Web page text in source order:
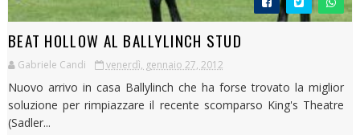
BEAT HOLLOW AL BALLYLINCH STUD
Gabriele Candi venerdì, gennaio 27, 2012
Nuovo arrivo in casa Ballylinch che ha forse trovato la miglior
soluzione per rimpiazzare il recente scomparso King's Theatre
(Sadler...